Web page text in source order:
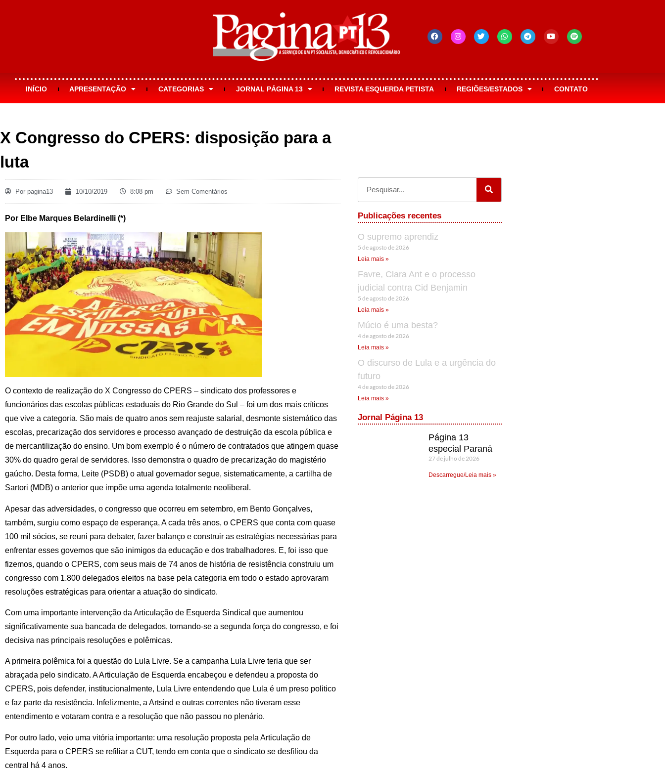
INÍCIO APRESENTAÇÃO CATEGORIAS JORNAL PÁGINA 13 REVISTA ESQUERDA PETISTA REGIÕES/ESTADOS CONTATO
X Congresso do CPERS: disposição para a
luta
Por pagina13 10/10/2019 8:08 pm Sem Comentários
Por Elbe Marques Belardinelli (*)
O contexto de realização do X Congresso do CPERS – sindicato dos professores e
funcionários das escolas públicas estaduais do Rio Grande do Sul – foi um dos mais críticos
que vive a categoria. São mais de quatro anos sem reajuste salarial, desmonte sistemático das
escolas, precarização dos servidores e processo avançado de destruição da escola pública e
de mercantilização do ensino. Um bom exemplo é o número de contratados que atingem quase
30% do quadro geral de servidores. Isso demonstra o quadro de precarização do magistério
gaúcho. Desta forma, Leite (PSDB) o atual governador segue, sistematicamente, a cartilha de
Sartori (MDB) o anterior que impõe uma agenda totalmente neoliberal.
Apesar das adversidades, o congresso que ocorreu em setembro, em Bento Gonçalves,
também, surgiu como espaço de esperança, A cada três anos, o CPERS que conta com quase
100 mil sócios, se reuni para debater, fazer balanço e construir as estratégias necessárias para
enfrentar esses governos que são inimigos da educação e dos trabalhadores. E, foi isso que
fizemos, quando o CPERS, com seus mais de 74 anos de história de resistência construiu um
congresso com 1.800 delegados eleitos na base pela categoria em todo o estado aprovaram
resoluções estratégicas para orientar a atuação do sindicato.
Com uma importante intervenção da Articulação de Esquerda Sindical que aumentou
significativamente sua bancada de delegados, tornando-se a segunda força do congresso, e foi
decisiva nas principais resoluções e polêmicas.
A primeira polêmica foi a questão do Lula Livre. Se a campanha Lula Livre teria que ser
abraçada pelo sindicato. A Articulação de Esquerda encabeçou e defendeu a proposta do
CPERS, pois defender, institucionalmente, Lula Livre entendendo que Lula é um preso politico
e faz parte da resistência. Infelizmente, a Artsind e outras correntes não tiveram esse
entendimento e votaram contra e a resolução que não passou no plenário.
Por outro lado, veio uma vitória importante: uma resolução proposta pela Articulação de
Esquerda para o CPERS se refiliar a CUT, tendo em conta que o sindicato se desfiliou da
central há 4 anos.
Publicações recentes
O supremo aprendiz
5 de agosto de 2026
Leia mais »
Favre, Clara Ant e o processo
judicial contra Cid Benjamin
5 de agosto de 2026
Leia mais »
Múcio é uma besta?
4 de agosto de 2026
Leia mais »
O discurso de Lula e a urgência do
futuro
4 de agosto de 2026
Leia mais »
Jornal Página 13
Página 13
especial Paraná
27 de julho de 2026
Descarregue/Leia mais »